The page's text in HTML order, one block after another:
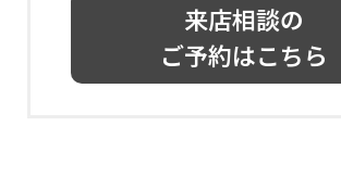
来店相談の
ご予約はこちら